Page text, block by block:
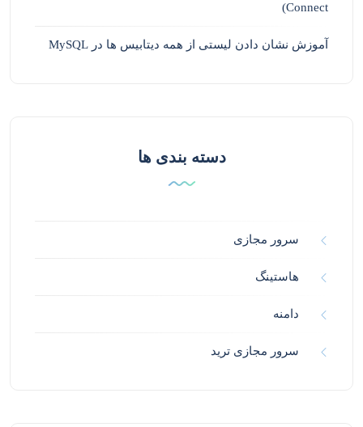
Connect)
آموزش نشان دادن لیستی از همه دیتابیس ها در MySQL
دسته بندی ها
سرور مجازی
هاستینگ
دامنه
سرور مجازی ترید